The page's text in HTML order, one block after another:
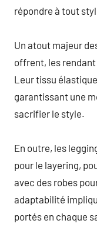
répondre à tout
Un atout majeur
offrent, les
Leur tissu
garantissant une
sacrifier le style.
En outre, les
pour le layering,
avec des robes
adaptabilité
portés en chaque